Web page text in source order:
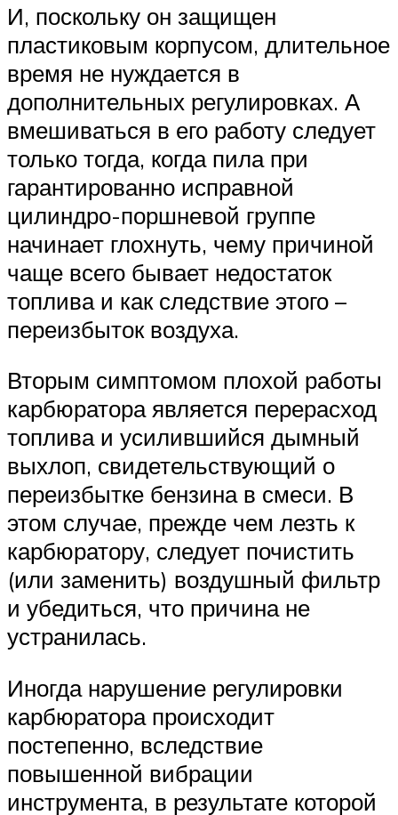
И, поскольку он защищен
пластиковым корпусом, длительное
время не нуждается в
дополнительных регулировках. А
вмешиваться в его работу следует
только тогда, когда пила при
гарантированно исправной
цилиндро-поршневой группе
начинает глохнуть, чему причиной
чаще всего бывает недостаток
топлива и как следствие этого –
переизбыток воздуха.
Вторым симптомом плохой работы
карбюратора является перерасход
топлива и усилившийся дымный
выхлоп, свидетельствующий о
переизбытке бензина в смеси. В
этом случае, прежде чем лезть к
карбюратору, следует почистить
(или заменить) воздушный фильтр
и убедиться, что причина не
устранилась.
Иногда нарушение регулировки
карбюратора происходит
постепенно, вследствие
повышенной вибрации
инструмента, в результате которой